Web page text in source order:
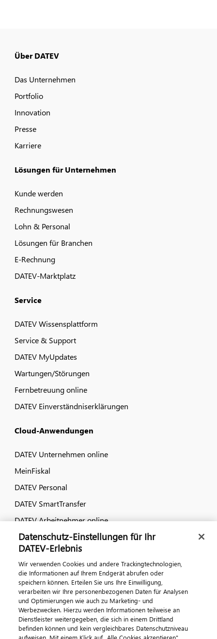
Über DATEV
Das Unternehmen
Portfolio
Innovation
Presse
Karriere
Lösungen für Unternehmen
Kunde werden
Rechnungswesen
Lohn & Personal
Lösungen für Branchen
E-Rechnung
DATEV-Marktplatz
Service
DATEV Wissensplattform
Service & Support
DATEV MyUpdates
Wartungen/Störungen
Fernbetreuung online
DATEV Einverständniserklärungen
Cloud-Anwendungen
DATEV Unternehmen online
MeinFiskal
DATEV Personal
DATEV SmartTransfer
DATEV Arbeitnehmer online
Dialog & Medien
Veranstaltungen
DATEV magazin
DATEV-Community
DATEV-Newsletter
Datenschutz-Einstellungen für Ihr
DATEV-Erlebnis
Wir verwenden Cookies und andere Trackingtechnologien,
die Informationen auf Ihrem Endgerät abrufen oder
speichern können. Erteilen Sie uns Ihre Einwilligung,
verarbeiten wir Ihre personenbezogenen Daten für Analysen
und Optimierungen wie auch zu Marketing- und
Werbezwecken. Hierzu werden Informationen teilweise an
Dienstleister weitergegeben, die sich in einem Drittland
befinden können und kein vergleichbares Datenschutzniveau
aufweisen. Mit einem Klick auf „Alle Cookies akzeptieren"